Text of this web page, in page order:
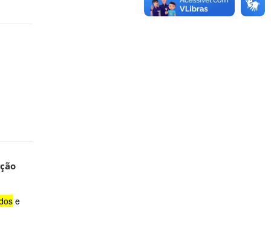
e